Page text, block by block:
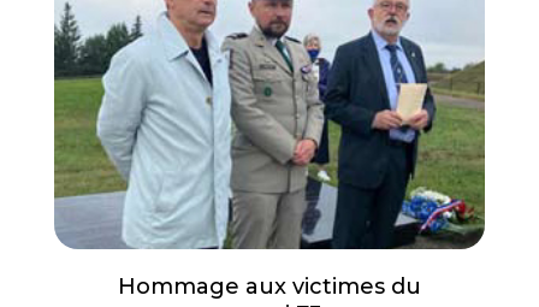
Hommage aux victimes du